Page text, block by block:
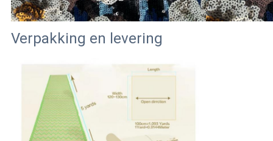
Verpakking en levering